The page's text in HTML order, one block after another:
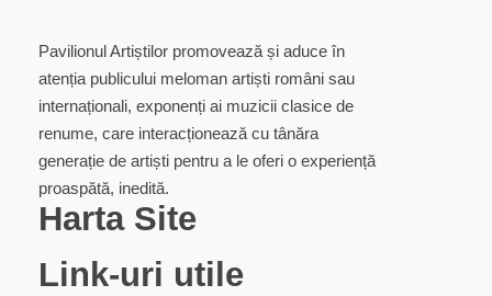
Pavilionul Artiștilor promovează și aduce în
atenția publicului meloman artiști români sau
internaționali, exponenți ai muzicii clasice de
renume, care interacționează cu tânăra
generație de artiști pentru a le oferi o experiență
proaspătă, inedită.
Harta Site
Link-uri utile